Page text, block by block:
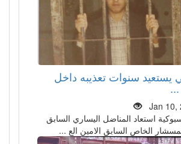
يستعيد سنوات تعذيبه داخل
Jan 10,
استعاد المناضل اليساري السابق
الخاص السابق الامين الع ...